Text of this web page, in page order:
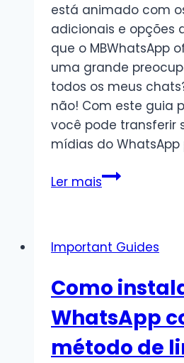
está animado com
adicionais e opções
que o MBWhatsApp
uma grande
todos os meus
não! Com este guia
você pode transferir
mídias do WhatsApp
Ler maisComo
WhatsApp
MBWhatsApp
|
Guia
Passo
Important Guides
Como
WhatsApp
método de